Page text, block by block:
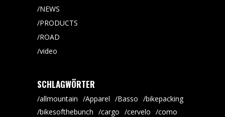
NEWS
PRODUCTS
ROAD
video
SCHLAGWÖRTER
allmountain Apparel Basso
bikepacking
bikesofthebunch
cargo cervelo
como